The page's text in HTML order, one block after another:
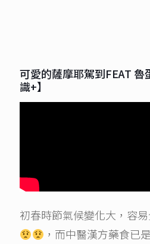
可愛的薩摩耶駕到FEAT
識+】
初春時節氣候變化大，容
，而中醫漢方藥食已